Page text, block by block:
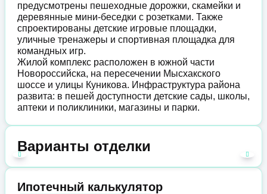
предусмотрены пешеходные дорожки, скамейки и
деревянные мини-беседки с розетками. Также
спроектированы детские игровые площадки,
уличные тренажеры и спортивная площадка для
командных игр.
Жилой комплекс расположен в южной части
Новороссийска, на пересечении Мысхакского
шоссе и улицы Куникова. Инфраструктура района
развита: в пешей доступности детские сады, школы,
аптеки и поликлиники, магазины и парки.
Варианты отделки
Ипотечный калькулятор